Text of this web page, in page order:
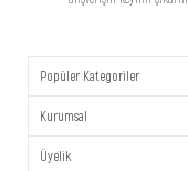
Popüler Kategoriler
Kurumsal
Üyelik